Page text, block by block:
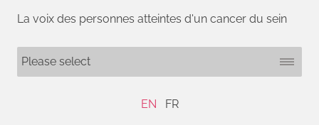
La voix des personnes atteintes d'un cancer du sein
EN FR